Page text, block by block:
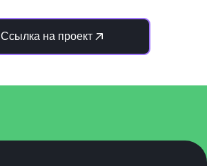
Ссылка на проект